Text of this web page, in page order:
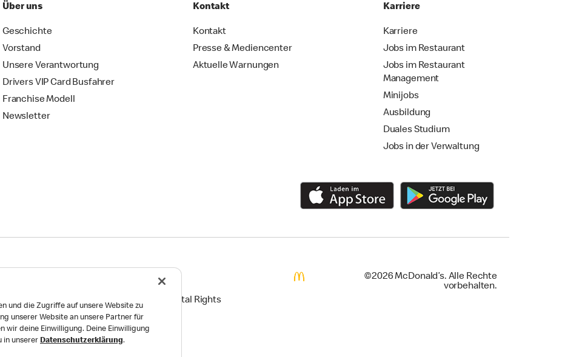
Über uns
Geschichte
Vorstand
Unsere Verantwortung
Drivers VIP Card Busfahrer
Franchise Modell
Newsletter
Kontakt
Kontakt
Presse & Mediencenter
Aktuelle Warnungen
Karriere
Karriere
Jobs im Restaurant
Jobs im Restaurant
Management
Minijobs
Ausbildung
Duales Studium
Jobs in der Verwaltung
Reports on Human and Environmental Rights
Einstellungen
©2026 McDonald’s. Alle Rechte
vorbehalten.
und die Zugriffe auf unsere Website zu
unserer Website an unsere Partner für
wir deine Einwilligung. Deine Einwilligung
in unserer Datenschutzerklärung.